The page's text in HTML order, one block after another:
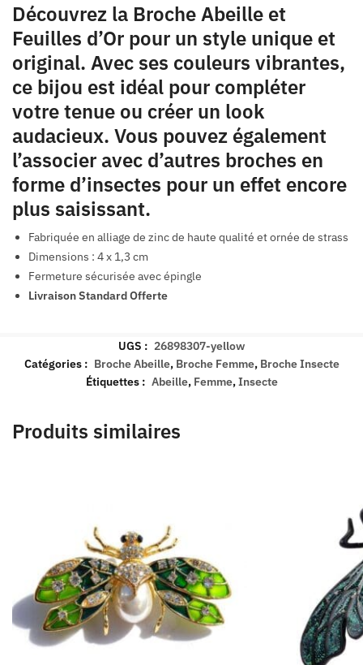
Découvrez la Broche Abeille et
Feuilles d’Or pour un style unique et
original. Avec ses couleurs vibrantes,
ce bijou est idéal pour compléter
votre tenue ou créer un look
audacieux. Vous pouvez également
l’associer avec d’autres broches en
forme d’insectes pour un effet encore
plus saisissant.
Fabriquée en alliage de zinc de haute qualité et ornée de strass
Dimensions : 4 x 1,3 cm
Fermeture sécurisée avec épingle
Livraison Standard Offerte
UGS : 26898307-yellow
Catégories : Broche Abeille, Broche Femme, Broche Insecte
Étiquettes : Abeille, Femme,Insecte
Produits similaires